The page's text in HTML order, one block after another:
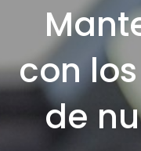
con
de